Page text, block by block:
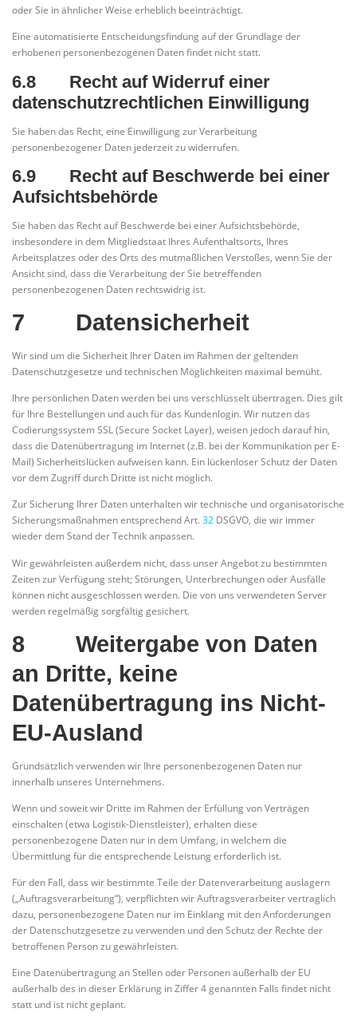
oder Sie in ähnlicher Weise erheblich beeinträchtigt.
Eine automatisierte Entscheidungsfindung auf der Grundlage der
erhobenen personenbezogenen Daten findet nicht statt.
6.8 Recht auf Widerruf einer
datenschutzrechtlichen Einwilligung
Sie haben das Recht, eine Einwilligung zur Verarbeitung
personenbezogener Daten jederzeit zu widerrufen.
6.9 Recht auf Beschwerde bei einer
Aufsichtsbehörde
Sie haben das Recht auf Beschwerde bei einer Aufsichtsbehörde,
insbesondere in dem Mitgliedstaat Ihres Aufenthaltsorts, Ihres
Arbeitsplatzes oder des Orts des mutmaßlichen Verstoßes, wenn Sie der
Ansicht sind, dass die Verarbeitung der Sie betreffenden
personenbezogenen Daten rechtswidrig ist.
7 Datensicherheit
Wir sind um die Sicherheit Ihrer Daten im Rahmen der geltenden
Datenschutzgesetze und technischen Möglichkeiten maximal bemüht.
Ihre persönlichen Daten werden bei uns verschlüsselt übertragen. Dies gilt
für Ihre Bestellungen und auch für das Kundenlogin. Wir nutzen das
Codierungssystem SSL (Secure Socket Layer), weisen jedoch darauf hin,
dass die Datenübertragung im Internet (z.B. bei der Kommunikation per E-
Mail) Sicherheitslücken aufweisen kann. Ein lückenloser Schutz der Daten
vor dem Zugriff durch Dritte ist nicht möglich.
Zur Sicherung Ihrer Daten unterhalten wir technische und organisatorische
Sicherungsmaßnahmen entsprechend Art. 32 DSGVO, die wir immer
wieder dem Stand der Technik anpassen.
Wir gewährleisten außerdem nicht, dass unser Angebot zu bestimmten
Zeiten zur Verfügung steht; Störungen, Unterbrechungen oder Ausfälle
können nicht ausgeschlossen werden. Die von uns verwendeten Server
werden regelmäßig sorgfältig gesichert.
8 Weitergabe von Daten
an Dritte, keine
Datenübertragung ins Nicht-
EU-Ausland
Grundsätzlich verwenden wir Ihre personenbezogenen Daten nur
innerhalb unseres Unternehmens.
Wenn und soweit wir Dritte im Rahmen der Erfüllung von Verträgen
einschalten (etwa Logistik-Dienstleister), erhalten diese
personenbezogene Daten nur in dem Umfang, in welchem die
Übermittlung für die entsprechende Leistung erforderlich ist.
Für den Fall, dass wir bestimmte Teile der Datenverarbeitung auslagern
(„Auftragsverarbeitung“), verpflichten wir Auftragsverarbeiter vertraglich
dazu, personenbezogene Daten nur im Einklang mit den Anforderungen
der Datenschutzgesetze zu verwenden und den Schutz der Rechte der
betroffenen Person zu gewährleisten.
Eine Datenübertragung an Stellen oder Personen außerhalb der EU
außerhalb des in dieser Erklärung in Ziffer 4 genannten Falls findet nicht
statt und ist nicht geplant.